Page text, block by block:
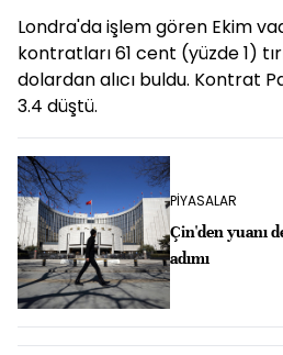
Londra'da işlem gören Ekim
kontratları 61 cent (yüzde 1)
dolardan alıcı buldu. Kontrat
3.4 düştü.
PİYASALAR
Çin'den yuanı
adımı